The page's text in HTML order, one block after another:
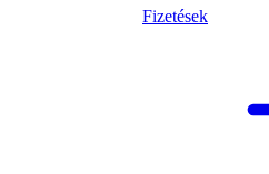
Fizetések